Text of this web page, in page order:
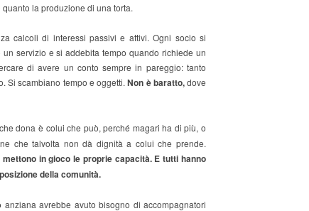
la produzione di una torta.
calcoli di interessi passivi e attivi. Ogni socio si
servizio e si addebita tempo quando richiede un
di avere un conto sempre in pareggio: tanto
Si scambiano tempo e oggetti.Non è baratto,dove
dona è colui che può, perché magari ha di più, o
che talvolta non dà dignità a colui che prende.
in gioco le proprie capacità. E tutti hanno
della comunità.
avrebbe avuto bisogno di accompagnatori